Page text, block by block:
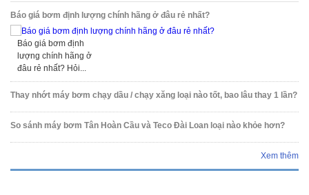
Báo giá bơm định lượng chính hãng ở đâu rẻ nhất?
Báo giá bơm định
lượng chính hãng ở
đâu rẻ nhất? Hỏi...
Thay nhớt máy bơm chạy dầu / chạy xăng loại nào tốt, bao lâu thay 1 lần?
So sánh máy bơm Tân Hoàn Cầu và Teco Đài Loan loại nào khỏe hơn?
Xem thêm